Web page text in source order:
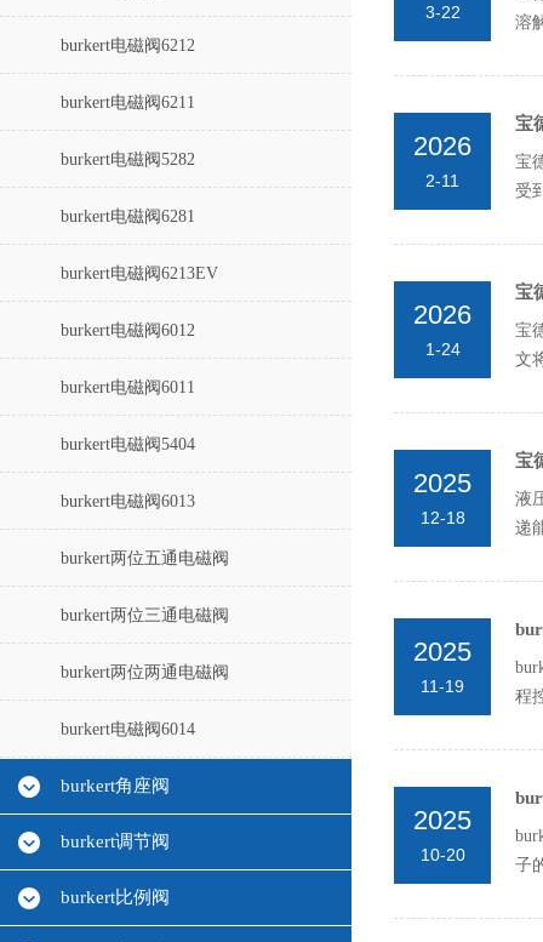
burkert电磁阀6212
burkert电磁阀6211
burkert电磁阀5282
burkert电磁阀6281
burkert电磁阀6213EV
burkert电磁阀6012
burkert电磁阀6011
burkert电磁阀5404
burkert电磁阀6013
burkert两位五通电磁阀
burkert两位三通电磁阀
burkert两位两通电磁阀
burkert电磁阀6014
burkert角座阀
burkert调节阀
burkert比例阀
3-22
溶
2026
2-11
宝
宝
受
2026
1-24
宝
宝
文
2025
12-18
宝
液
递
2025
11-19
程
2025
10-20
子